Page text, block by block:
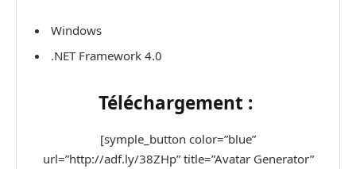
Windows
.NET Framework 4.0
Téléchargement :
[symple_button color=”blue”
url=”http://adf.ly/38ZHp” title=”Avatar Generator”